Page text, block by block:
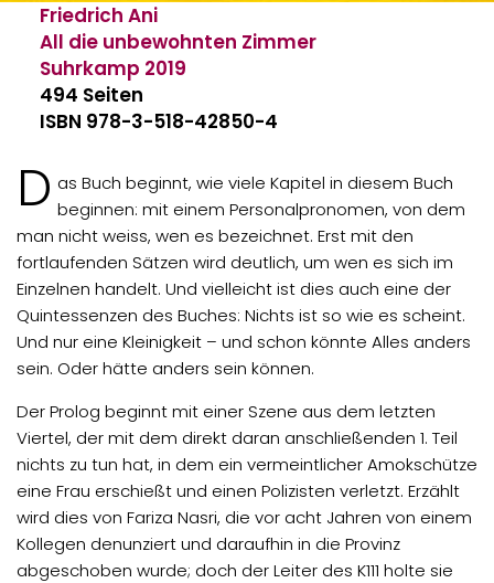
Friedrich Ani
All die unbewohnten Zimmer
Suhrkamp 2019
494 Seiten
ISBN 978-3-518-42850-4
D as Buch beginnt, wie viele Kapitel in diesem Buch
beginnen: mit einem Personalpronomen, von dem
man nicht weiss, wen es bezeichnet. Erst mit den
fortlaufenden Sätzen wird deutlich, um wen es sich im
Einzelnen handelt. Und vielleicht ist dies auch eine der
Quintessenzen des Buches: Nichts ist so wie es scheint.
Und nur eine Kleinigkeit – und schon könnte Alles anders
sein. Oder hätte anders sein können.
Der Prolog beginnt mit einer Szene aus dem letzten
Viertel, der mit dem direkt daran anschließenden 1. Teil
nichts zu tun hat, in dem ein vermeintlicher Amokschütze
eine Frau erschießt und einen Polizisten verletzt. Erzählt
wird dies von Fariza Nasri, die vor acht Jahren von einem
Kollegen denunziert und daraufhin in die Provinz
abgeschoben wurde; doch der Leiter des K111 holte sie